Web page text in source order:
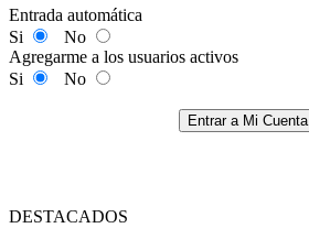
Entrada automática
Si
No
Agregarme a los usuarios activos
Si
No
Entrar a Mi Cuenta
DESTACADOS